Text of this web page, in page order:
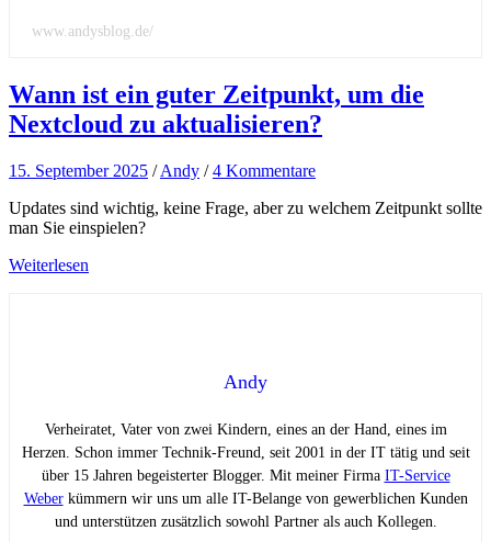
www.andysblog.de/
Wann ist ein guter Zeitpunkt, um die
Nextcloud zu aktualisieren?
15. September 2025 /Andy /4 Kommentare
Updates sind wichtig, keine Frage, aber zu welchem Zeitpunkt sollte
man Sie einspielen?
Weiterlesen
Andy
Verheiratet, Vater von zwei Kindern, eines an der Hand, eines im
Herzen. Schon immer Technik-Freund, seit 2001 in der IT tätig und seit
über 15 Jahren begeisterter Blogger. Mit meiner Firma IT-Service
Weberkümmern wir uns um alle IT-Belange von gewerblichen Kunden
und unterstützen zusätzlich sowohl Partner als auch Kollegen.